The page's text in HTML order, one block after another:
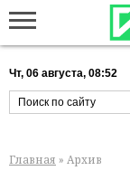
Чт, 06 августа, 08:52
Главная » Архив